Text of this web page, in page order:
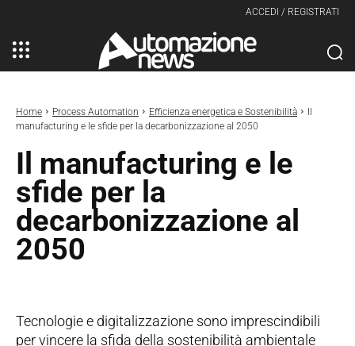
ACCEDI / REGISTRATI
Home Process Automation Efficienza energetica e Sostenibilità
Il
manufacturing e le sfide per la decarbonizzazione al 2050
Il manufacturing e le
sfide per la
decarbonizzazione al
2050
Tecnologie e digitalizzazione sono imprescindibili
per vincere la sfida della sostenibilità ambientale